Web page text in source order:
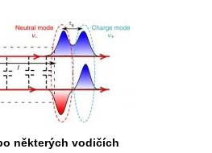
některých vodičích